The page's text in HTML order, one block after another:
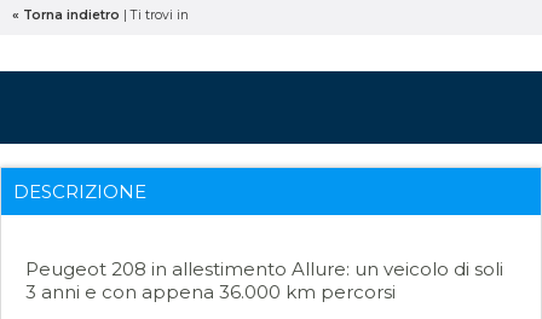
« Torna indietro |Ti trovi in
DESCRIZIONE
Peugeot 208 in allestimento Allure: un veicolo di soli
3 anni e con appena 36.000 km percorsi